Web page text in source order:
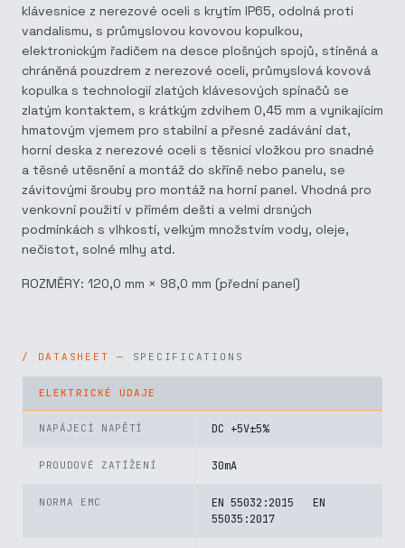
klávesnice z nerezové oceli s krytím IP65, odolná proti
vandalismu, s průmyslovou kovovou kopulkou,
elektronickým řadičem na desce plošných spojů, stíněná a
chráněná pouzdrem z nerezové oceli, průmyslová kovová
kopulka s technologií zlatých klávesových spínačů se
zlatým kontaktem, s krátkým zdvihem 0,45 mm a vynikajícím
hmatovým vjemem pro stabilní a přesné zadávání dat,
horní deska z nerezové oceli s těsnicí vložkou pro snadné
a těsné utěsnění a montáž do skříně nebo panelu, se
závitovými šrouby pro montáž na horní panel. Vhodná pro
venkovní použití v přímém dešti a velmi drsných
podmínkách s vlhkostí, velkým množstvím vody, oleje,
nečistot, solné mlhy atd.
ROZMĚRY: 120,0 mm × 98,0 mm (přední panel)
SPECIFICATIONS
ELEKTRICKÉ ÚDAJE
NAPÁJECÍ NAPĚTÍ DC +5V±5%
PROUDOVÉ ZATÍŽENÍ 30mA
NORMA EMC
EN 55032:2015 EN
55035:2017